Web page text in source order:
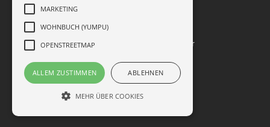
schwab_walcher
Datenschutz
Impressum
AGB
MARKETING
WOHNBUCH (YUMPU)
OPENSTREETMAP
ALLEM ZUSTIMMEN ABLEHNEN
MEHR ÜBER COOKIES